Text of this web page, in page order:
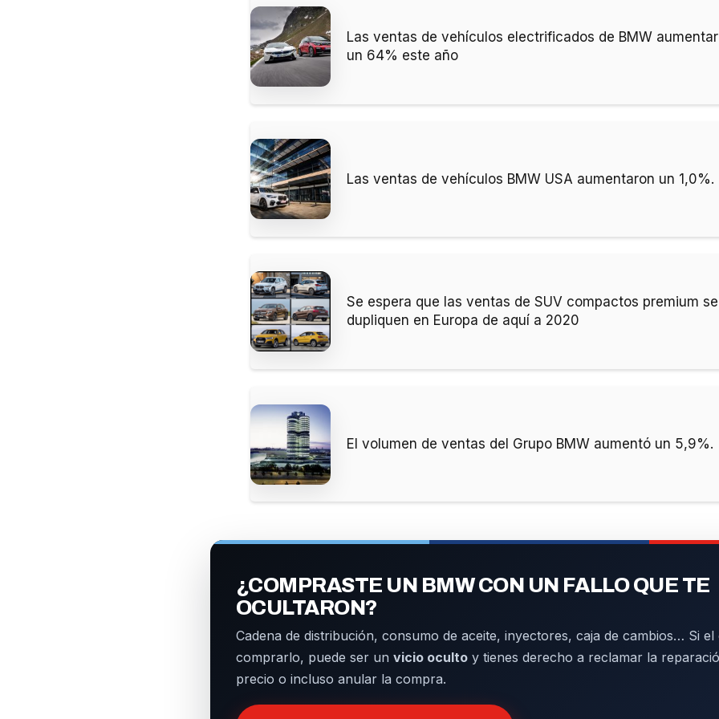
Las ventas de vehículos electrificados de BMW
un 64% este año
Las ventas de vehículos BMW USA aumentaron un 1,0%.
Se espera que las ventas de SUV compactos premium se
dupliquen en Europa de aquí a 2020
El volumen de ventas del Grupo BMW aumentó un 5,9%.
¿COMPRASTE UN BMW CON UN FALLO QUE TE
OCULTARON?
Cadena de distribución, consumo de aceite, inyectores, caja de cambios… Si
comprarlo, puede ser un vicio oculto y tienes derecho a reclamar la
precio o incluso anular la compra.